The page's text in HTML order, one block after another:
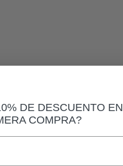
DE DESCUENTO EN
COMPRA?